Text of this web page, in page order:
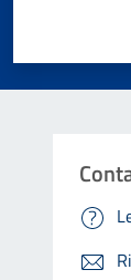
Valuta da 1